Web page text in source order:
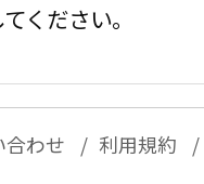
ください。
合わせ 利用規約